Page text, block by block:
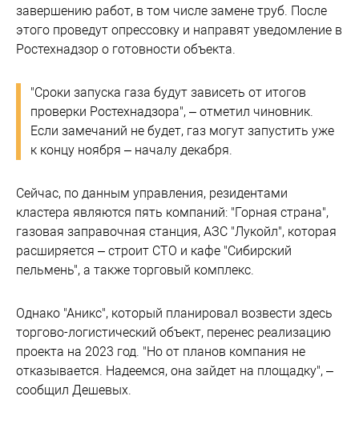
завершению работ, в том числе замене труб. После
этого проведут опрессовку и направят уведомление в
Ростехнадзор о готовности объекта.
"Сроки запуска газа будут зависеть от итогов
проверки Ростехнадзора", – отметил чиновник.
Если замечаний не будет, газ могут запустить уже
к концу ноября – началу декабря.
Сейчас, по данным управления, резидентами
кластера являются пять компаний: "Горная страна",
газовая заправочная станция, АЗС "Лукойл", которая
расширяется – строит СТО и кафе "Сибирский
пельмень", а также торговый комплекс.
Однако "Аникс", который планировал возвести здесь
торгово-логистический объект, перенес реализацию
проекта на 2023 год. "Но от планов компания не
отказывается. Надеемся, она зайдет на площадку", –
сообщил Дешевых.